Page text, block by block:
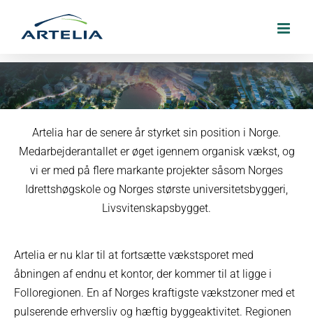
Artelia åbner endnu et kontor i Norge
13. januar 2017
Artelia har de senere år styrket sin position i Norge.
Medarbejderantallet er øget igennem organisk vækst, og
vi er med på flere markante projekter såsom Norges
Idrettshøgskole og Norges største universitetsbyggeri,
Livsvitenskapsbygget.
Artelia er nu klar til at fortsætte vækstsporet med
åbningen af endnu et kontor, der kommer til at ligge i
Folloregionen. En af Norges kraftigste vækstzoner med et
pulserende erhversliv og hæftig byggeaktivitet. Regionen